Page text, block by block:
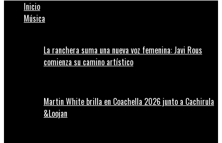
Inicio
Música
La ranchera suma una nueva voz femenina: Javi Rous
comienza su camino artístico
Martin White brilla en Coachella 2026 junto a Cachirula
&Loojan